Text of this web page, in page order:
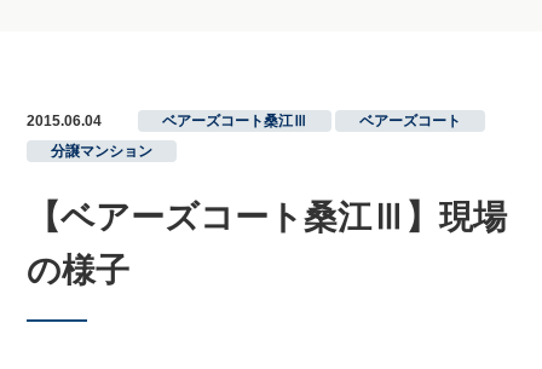
2015.06.04 ベアーズコート桑江Ⅲ ベアーズコート
分譲マンション
【ベアーズコート桑江Ⅲ】現場
の様子